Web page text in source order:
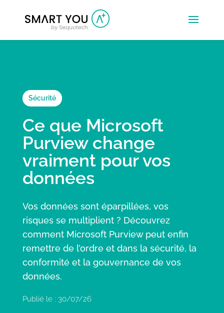
Sécurité
Ce que Microsoft
Purview change
vraiment pour vos
données
Vos données sont éparpillées, vos
risques se multiplient ? Découvrez
comment Microsoft Purview peut enfin
remettre de l’ordre et dans la sécurité, la
conformité et la gouvernance de vos
données.
Publié le : 30/07/26